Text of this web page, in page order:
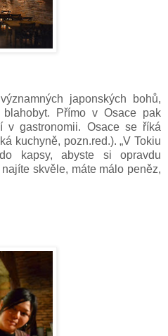
japonských bohů,
Přímo v Osace pak
v gastronomii. Osace se říká
kuchyně, pozn.red.). „V Tokiu
kapsy, abyste si opravdu
skvěle, máte málo peněz,